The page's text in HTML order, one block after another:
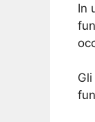
In